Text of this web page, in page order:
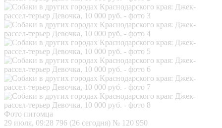
Фото питомца
29 июля, 09:28 796 (26 сегодня) № 120 950